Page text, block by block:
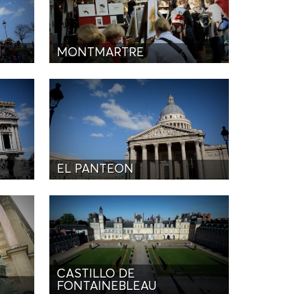
MONTMARTRE
EL PANTEON
CASTILLO DE
FONTAINEBLEAU